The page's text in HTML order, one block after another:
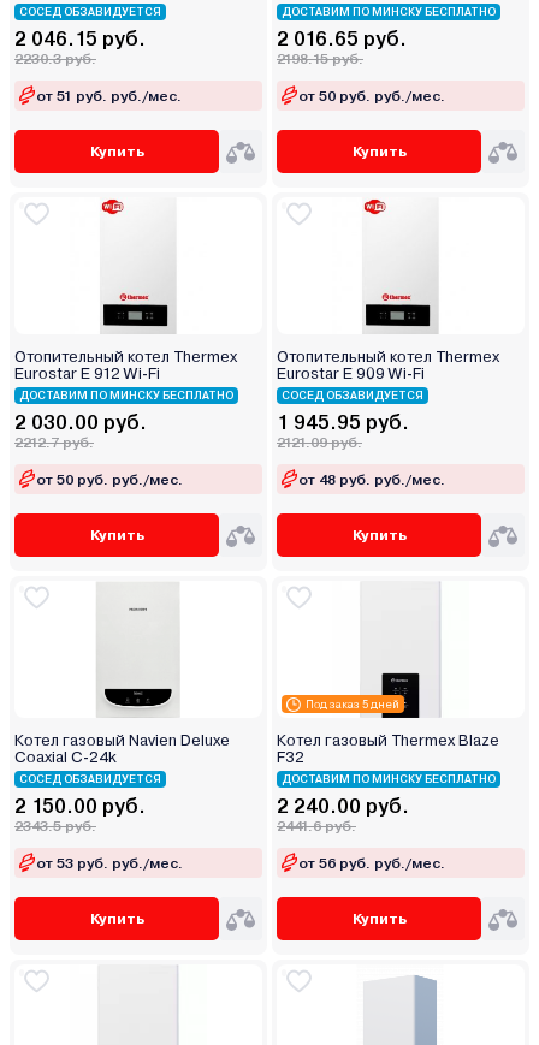
СОСЕД ОБЗАВИДУЕТСЯ
2 046.15 руб.
2230.3 руб.
от 51 руб. руб./мес.
Купить
ДОСТАВИМ ПО МИНСКУ БЕСПЛАТНО
2 016.65 руб.
2198.15 руб.
от 50 руб. руб./мес.
Купить
Отопительный котел Thermex
Eurostar E 912 Wi-Fi
ДОСТАВИМ ПО МИНСКУ БЕСПЛАТНО
2 030.00 руб.
2212.7 руб.
от 50 руб. руб./мес.
Купить
Отопительный котел Thermex
Eurostar E 909 Wi-Fi
СОСЕД ОБЗАВИДУЕТСЯ
1 945.95 руб.
2121.09 руб.
от 48 руб. руб./мес.
Купить
Котел газовый Navien Deluxe
Coaxial C-24k
СОСЕД ОБЗАВИДУЕТСЯ
2 150.00 руб.
2343.5 руб.
от 53 руб. руб./мес.
Купить
Под заказ 5 дней
Котел газовый Thermex Blaze
F32
ДОСТАВИМ ПО МИНСКУ БЕСПЛАТНО
2 240.00 руб.
2441.6 руб.
от 56 руб. руб./мес.
Купить